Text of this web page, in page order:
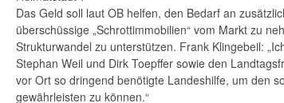
Das Geld soll laut OB helfen, den Bedarf an
überschüssige „Schrottimmobilien“ vom Markt zu
Strukturwandel zu unterstützen. Frank Klingebeil:
Stephan Weil und Dirk Toepffer sowie den
vor Ort so dringend benötigte Landeshilfe, um den
gewährleisten zu können.“